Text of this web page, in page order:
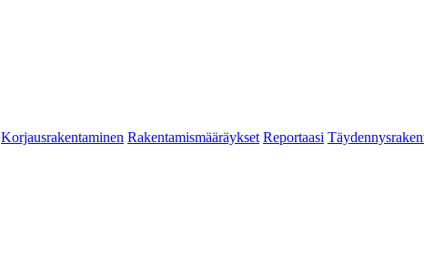
Korjausrakentaminen Rakentamismääräykset Reportaasi